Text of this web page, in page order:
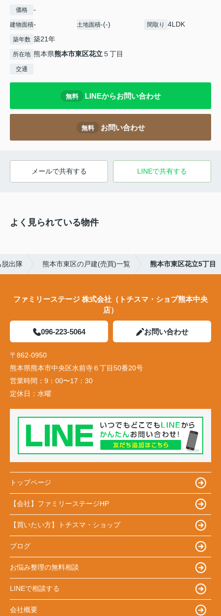
価格 -
建物面積- 土地面積-(-) 間取り 4LDK
築年数 築21年
所在地 熊本県熊本市東区花立５丁目
交通
無料 LINEからお問い合わせ
無料 お問い合わせ
メールで共有する LINEで共有する
よく見られている物件
脱出隊 熊本市東区の戸建(売買)一覧 熊本市東区花立5丁目
ファミリーステージ 株式会社（トチスマ・ショプ熊本中央
店）
096-223-5064 お問い合わせ
〒862-0950
熊本県熊本市中央区水前寺６丁目50番20号
営業時間： 9：00〜17：30
定休日： 水曜
トップページ
【会社】ファミリーステージHP
【買いたい方】トチスマ・ショップ
ブログ
お悩み整理の無料相談
LINEで相談する
会社概要